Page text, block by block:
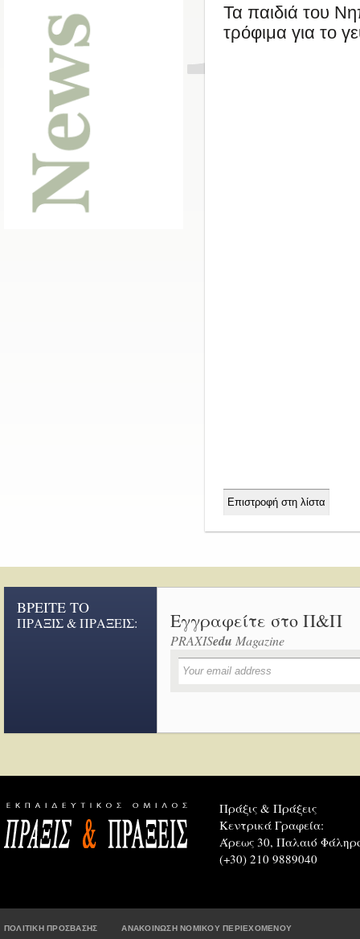
Τα παιδιά του
τρόφιμα για το
ΒΡΕΙΤΕ ΤΟ
ΠΡΑΞΙΣ & ΠΡΑΞΕΙΣ: Εγγραφείτε στο Π&Π
PRAXISedu Magazine
Πράξις & Πράξεις
Κεντρικά Γραφεία:
Άρεως 30, Παλαιό
(+30) 210 9889040
ΠΟΛΙΤΙΚΗ ΠΡΟΣΒΑΣΗΣ ΑΝΑΚΟΙΝΩΣΗ ΝΟΜΙΚΟΥ ΠΕΡΙΕΧΟΜΕΝΟΥ